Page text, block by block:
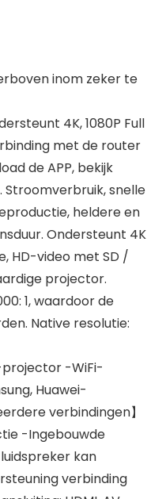
inom zeker te
4K, 1080P Full
met de router
de APP, bekijk
Stroomverbruik, snelle
heldere en
Ondersteunt 4K
HD-video met SD /
projector.
1, waardoor de
Native resolutie:
projector -WiFi-
Huawei-
verbindingen】
-Ingebouwde
kan
verbinding